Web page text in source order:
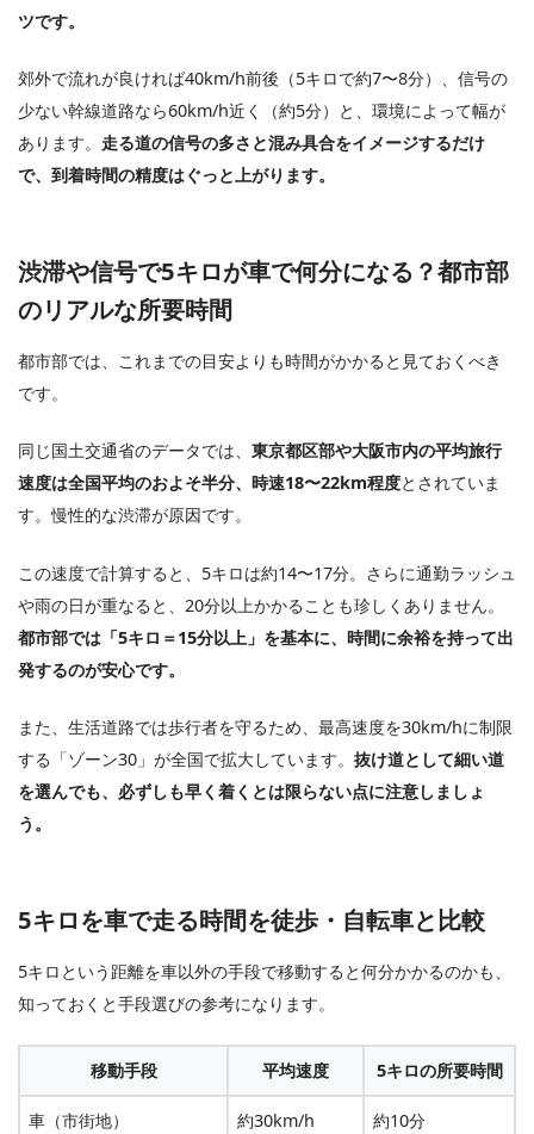
ツです。
郊外で流れが良ければ40km/h前後（5キロで約7〜8分）、信号の
少ない幹線道路なら60km/h近く（約5分）と、環境によって幅が
あります。 走る道の信号の多さと混み具合をイメージするだけ
で、到着時間の精度はぐっと上がります。
渋滞や信号で5キロが車で何分になる？都市部
のリアルな所要時間
都市部では、これまでの目安よりも時間がかかると見ておくべき
です。
同じ国土交通省のデータでは、 東京都区部や大阪市内の平均旅行
速度は全国平均のおよそ半分、時速18〜22km程度とされていま
す。慢性的な渋滞が原因です。
この速度で計算すると、5キロは約14〜17分。さらに通勤ラッシュ
や雨の日が重なると、20分以上かかることも珍しくありません。
都市部では「5キロ＝15分以上」を基本に、時間に余裕を持って出
発するのが安心です。
また、生活道路では歩行者を守るため、最高速度を30km/hに制限
する「ゾーン30」が全国で拡大しています。 抜け道として細い道
を選んでも、必ずしも早く着くとは限らない点に注意しましょ
う。
5キロを車で走る時間を徒歩・自転車と比較
5キロという距離を車以外の手段で移動すると何分かかるのかも、
知っておくと手段選びの参考になります。
移動手段 平均速度 5キロの所要時間
車（市街地） 約30km/h 約10分